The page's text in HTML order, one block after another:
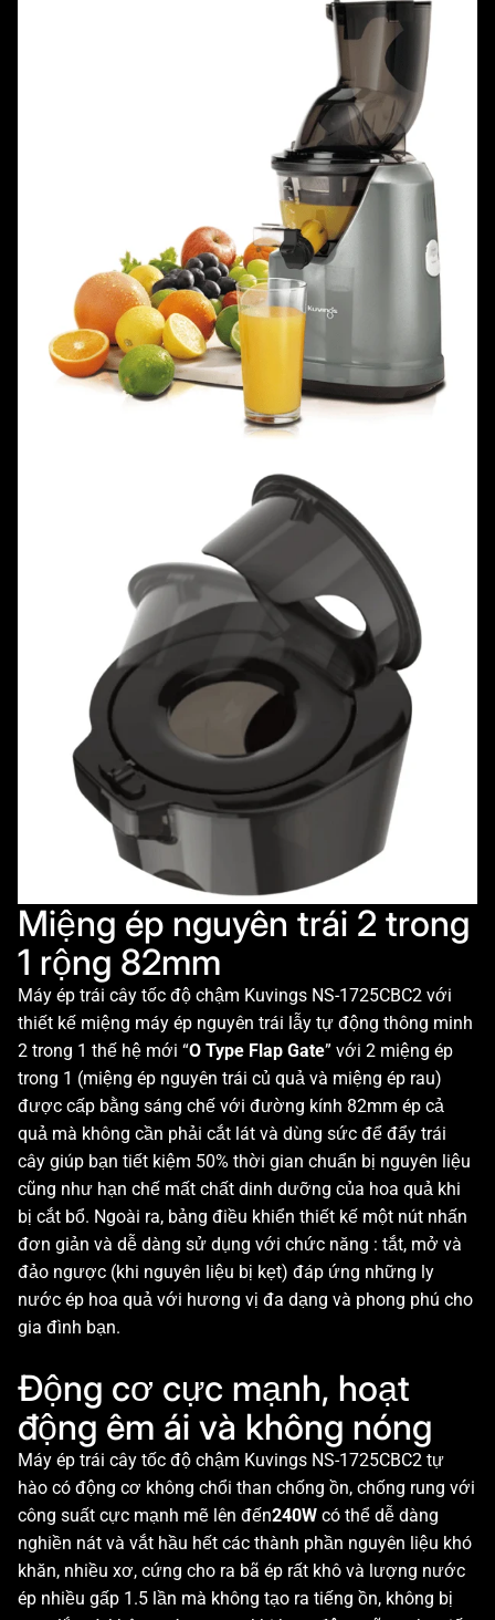
Miệng ép nguyên trái 2 trong
1 rộng 82mm
Máy ép trái cây tốc độ chậm Kuvings NS-1725CBC2 với
thiết kế miệng máy ép nguyên trái lẫy tự động thông minh
2 trong 1 thế hệ mới “O Type Flap Gate” với 2 miệng ép
trong 1 (miệng ép nguyên trái củ quả và miệng ép rau)
được cấp bằng sáng chế với đường kính 82mm ép cả
quả mà không cần phải cắt lát và dùng sức để đẩy trái
cây giúp bạn tiết kiệm 50% thời gian chuẩn bị nguyên liệu
cũng như hạn chế mất chất dinh dưỡng của hoa quả khi
bị cắt bổ. Ngoài ra, bảng điều khiển thiết kế một nút nhấn
đơn giản và dễ dàng sử dụng với chức năng : tắt, mở và
đảo ngược (khi nguyên liệu bị kẹt) đáp ứng những ly
nước ép hoa quả với hương vị đa dạng và phong phú cho
gia đình bạn.
Động cơ cực mạnh, hoạt
động êm ái và không nóng
Máy ép trái cây tốc độ chậm Kuvings NS-1725CBC2 tự
hào có động cơ không chổi than chống ồn, chống rung với
công suất cực mạnh mẽ lên đến240W có thể dễ dàng
nghiền nát và vắt hầu hết các thành phần nguyên liệu khó
khăn, nhiều xơ, cứng cho ra bã ép rất khô và lượng nước
ép nhiều gấp 1.5 lần mà không tạo ra tiếng ồn, không bị